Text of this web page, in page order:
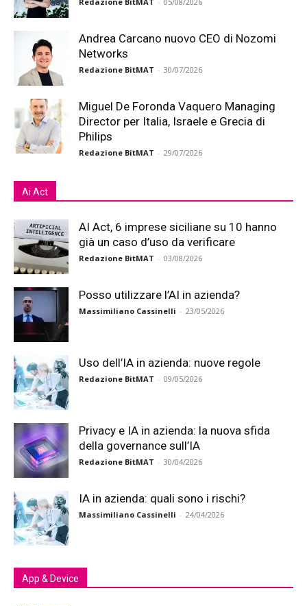
Andrea Carcano nuovo CEO di Nozomi
Networks
Redazione BitMAT - 30/07/2026
Miguel De Foronda Vaquero Managing
Director per Italia, Israele e Grecia di
Philips
Redazione BitMAT - 29/07/2026
Ai Act
AI Act, 6 imprese siciliane su 10 hanno
già un caso d’uso da verificare
Redazione BitMAT - 03/08/2026
Posso utilizzare l’AI in azienda?
Massimiliano Cassinelli - 23/05/2026
Uso dell’IA in azienda: nuove regole
Redazione BitMAT - 09/05/2026
Privacy e IA in azienda: la nuova sfida
della governance sull’IA
Redazione BitMAT - 30/04/2026
IA in azienda: quali sono i rischi?
Massimiliano Cassinelli - 24/04/2026
App & Device